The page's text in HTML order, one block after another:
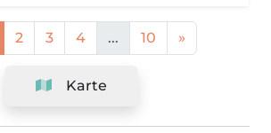
2 3 4 ... 10 »
Karte